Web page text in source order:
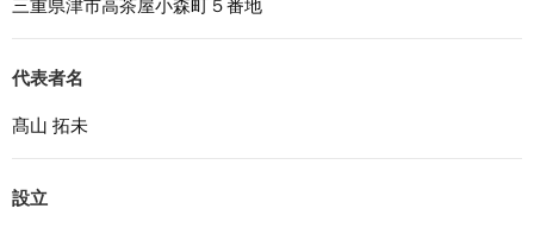
電話番号は含まれません。また、お使いのブラウザ設定か
三重県津市高茶屋小森町５番地
代表者名
髙山 拓未
設立